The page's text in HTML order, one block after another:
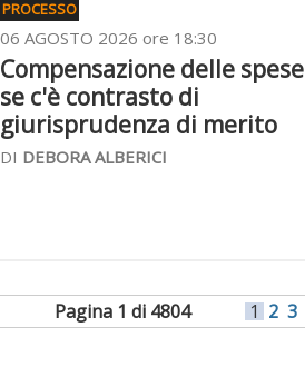
PROCESSO
06 AGOSTO 2026 ore 18:30
Compensazione delle spese
se c'è contrasto di
giurisprudenza di merito
DI DEBORA ALBERICI
Pagina 1 di 4804 1 2 3